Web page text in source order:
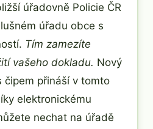
úřadovně Policie ČR
úřadu obce s
Tím zamezíte
vašeho dokladu. Nový
čipem přináší v tomto
elektronickému
nechat na úřadě